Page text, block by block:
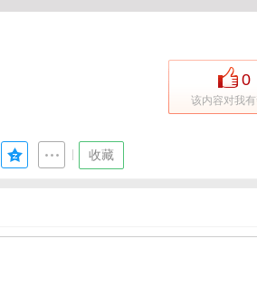
0
该内容对我
收藏